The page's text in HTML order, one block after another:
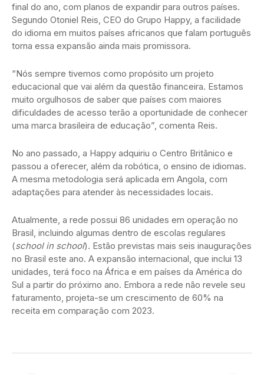
final do ano, com planos de expandir para outros países.
Segundo Otoniel Reis, CEO do Grupo Happy, a facilidade
do idioma em muitos países africanos que falam português
torna essa expansão ainda mais promissora.
“Nós sempre tivemos como propósito um projeto
educacional que vai além da questão financeira. Estamos
muito orgulhosos de saber que países com maiores
dificuldades de acesso terão a oportunidade de conhecer
uma marca brasileira de educação”, comenta Reis.
No ano passado, a Happy adquiriu o Centro Britânico e
passou a oferecer, além da robótica, o ensino de idiomas.
A mesma metodologia será aplicada em Angola, com
adaptações para atender às necessidades locais.
Atualmente, a rede possui 86 unidades em operação no
Brasil, incluindo algumas dentro de escolas regulares
(school in school). Estão previstas mais seis inaugurações
no Brasil este ano. A expansão internacional, que inclui 13
unidades, terá foco na África e em países da América do
Sul a partir do próximo ano. Embora a rede não revele seu
faturamento, projeta-se um crescimento de 60% na
receita em comparação com 2023.